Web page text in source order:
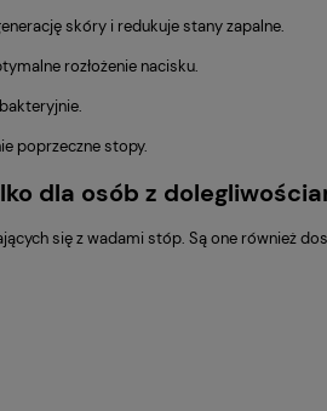
skóry i redukuje stany zapalne.
rozłożenie nacisku.
poprzeczne stopy.
dla osób z
się z wadami stóp. Są one również